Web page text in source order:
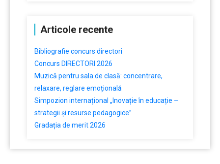
Articole recente
Bibliografie concurs directori
Concurs DIRECTORI 2026
Muzică pentru sala de clasă: concentrare,
relaxare, reglare emoțională
Simpozion internațional „Inovație în educație –
strategii și resurse pedagogice”
Gradația de merit 2026